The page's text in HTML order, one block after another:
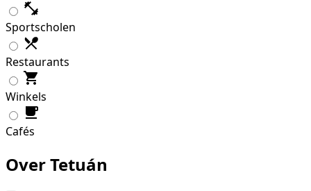
Sportscholen
Restaurants
Winkels
Cafés
Over Tetuán